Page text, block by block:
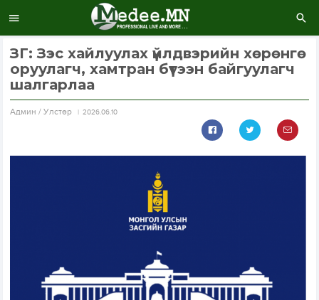
ЗГ: Зэс хайлуулах үйлдвэрийн хөрөнгө
оруулагч, хамтран бүтээн байгуулагч
шалгарлаа
Aдмин / Улстөр 2026.06.10